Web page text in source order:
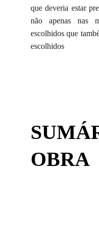
que deveria estar
não apenas nas
escolhidos que
escolhidos
OBRA